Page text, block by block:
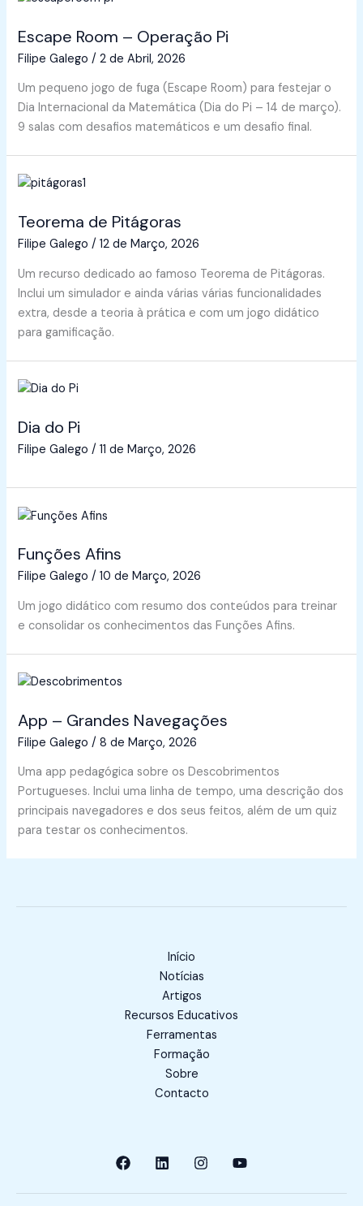
Escape Room – Operação Pi
Filipe Galego/2 de Abril, 2026
Um pequeno jogo de fuga (Escape Room) para festejar o
Dia Internacional da Matemática (Dia do Pi – 14 de março).
9 salas com desafios matemáticos e um desafio final.
Teorema de Pitágoras
Filipe Galego/12 de Março, 2026
Um recurso dedicado ao famoso Teorema de Pitágoras.
Inclui um simulador e ainda várias várias funcionalidades
extra, desde a teoria à prática e com um jogo didático
para gamificação.
Dia do Pi
Filipe Galego/11 de Março, 2026
Funções Afins
Filipe Galego/10 de Março, 2026
Um jogo didático com resumo dos conteúdos para treinar
e consolidar os conhecimentos das Funções Afins.
App – Grandes Navegações
Filipe Galego/8 de Março, 2026
Uma app pedagógica sobre os Descobrimentos
Portugueses. Inclui uma linha de tempo, uma descrição dos
principais navegadores e dos seus feitos, além de um quiz
para testar os conhecimentos.
Início
Notícias
Artigos
Recursos Educativos
Ferramentas
Formação
Sobre
Contacto